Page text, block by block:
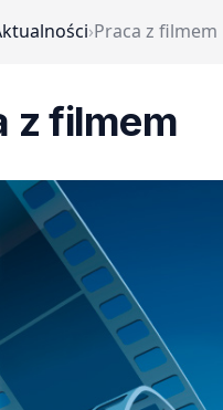
›Praca z filmem
z filmem